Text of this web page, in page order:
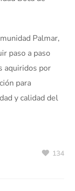
Palmar,
paso a paso
aquiridos por
para
y calidad del
134